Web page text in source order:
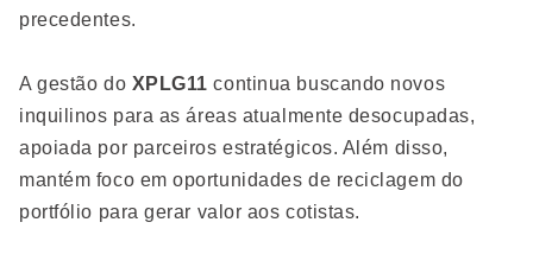
precedentes.
A gestão do XPLG11 continua buscando novos
inquilinos para as áreas atualmente desocupadas,
apoiada por parceiros estratégicos. Além disso,
mantém foco em oportunidades de reciclagem do
portfólio para gerar valor aos cotistas.